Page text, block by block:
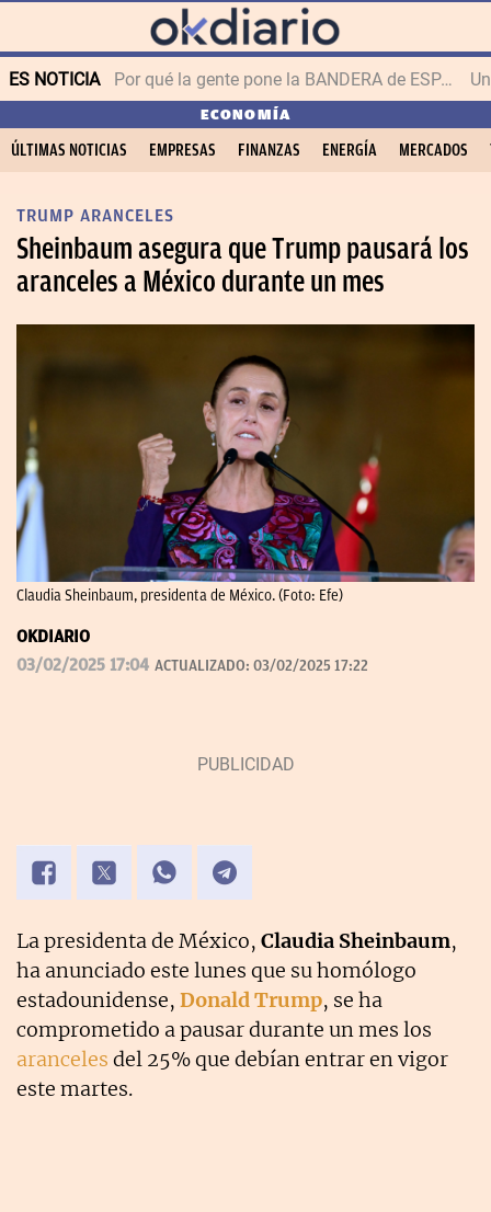
ES NOTICIA Por qué la gente pone la BANDERA de ESPAÑA en el balcón
ECONOMÍA
ÚLTIMAS NOTICIAS EMPRESAS FINANZAS ENERGÍA MERCADOS
TRUMP ARANCELES
Sheinbaum asegura que Trump pausará los
aranceles a México durante un mes
Claudia Sheinbaum, presidenta de México. (Foto: Efe)
OKDIARIO
03/02/2025 17:04 ACTUALIZADO: 03/02/2025 17:22
La presidenta de México, Claudia Sheinbaum,
ha anunciado este lunes que su homólogo
estadounidense, Donald Trump, se ha
comprometido a pausar durante un mes los
aranceles del 25% que debían entrar en vigor
este martes.